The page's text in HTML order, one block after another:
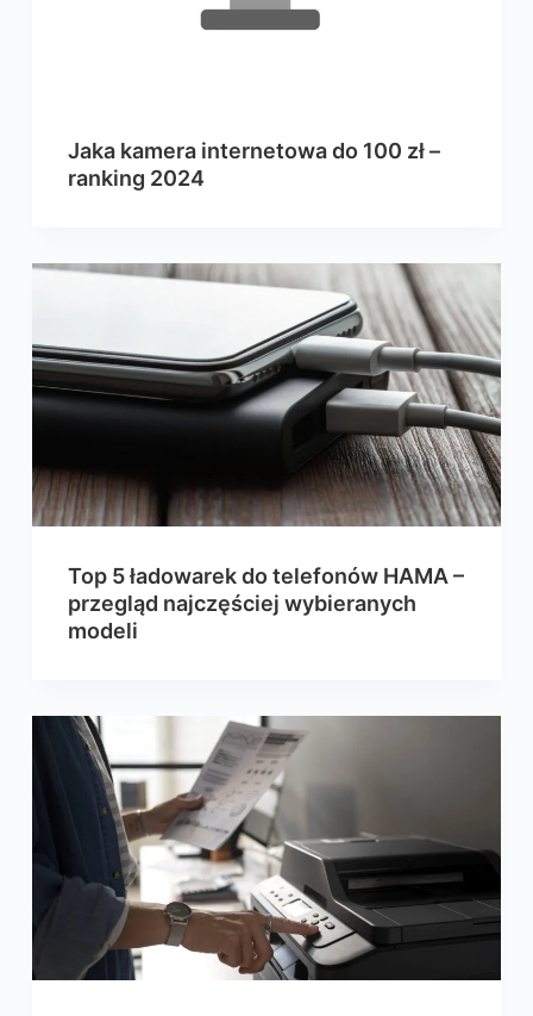
Jaka kamera internetowa do 100 zł –
ranking 2024
Top 5 ładowarek do telefonów HAMA –
przegląd najczęściej wybieranych
modeli